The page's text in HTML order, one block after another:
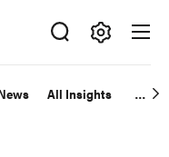
All Insights